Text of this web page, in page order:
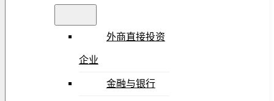
外商直接投资
企业
金融与银行